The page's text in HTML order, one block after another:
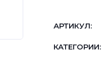
АРТИКУЛ:
КАТЕГОРИИ: